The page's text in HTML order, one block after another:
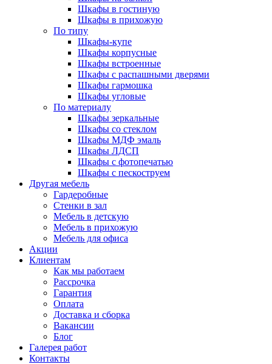
Шкафы в гостиную
Шкафы в прихожую
По типу
Шкафы-купе
Шкафы корпусные
Шкафы встроенные
Шкафы с распашными дверями
Шкафы гармошка
Шкафы угловые
По материалу
Шкафы зеркальные
Шкафы со стеклом
Шкафы МДФ эмаль
Шкафы ЛДСП
Шкафы с фотопечатью
Шкафы с пескоструем
Другая мебель
Гардеробные
Стенки в зал
Мебель в детскую
Мебель в прихожую
Мебель для офиса
Акции
Клиентам
Как мы работаем
Рассрочка
Гарантия
Оплата
Доставка и сборка
Вакансии
Блог
Галерея работ
Контакты